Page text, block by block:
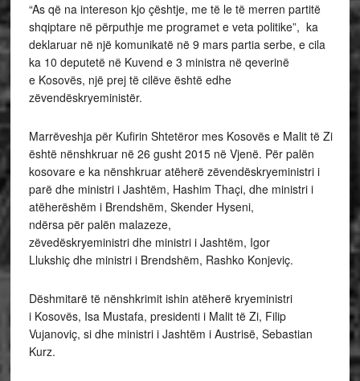
“As që na intereson kjo çështje, me të le të merren partitë
shqiptare në përputhje me programet e veta politike”, ka
deklaruar në një komunikatë në 9 mars partia serbe, e cila
ka 10 deputetë në Kuvend e 3 ministra në qeverinë
e Kosovës, një prej të cilëve është edhe
zëvendëskryeministër.
Marrëveshja për Kufirin Shtetëror mes Kosovës e Malit të Zi
është nënshkruar në 26 gusht 2015 në Vjenë. Për palën
kosovare e ka nënshkruar atëherë zëvendëskryeministri i
parë dhe ministri i Jashtëm, Hashim Thaçi, dhe ministri i
atëherëshëm i Brendshëm, Skender Hyseni,
ndërsa për palën malazeze,
zëvedëskryeministri dhe ministri i Jashtëm, Igor
Llukshiç dhe ministri i Brendshëm, Rashko Konjeviç.
Dëshmitarë të nënshkrimit ishin atëherë kryeministri
i Kosovës, Isa Mustafa, presidenti i Malit të Zi, Filip
Vujanoviç, si dhe ministri i Jashtëm i Austrisë, Sebastian
Kurz.